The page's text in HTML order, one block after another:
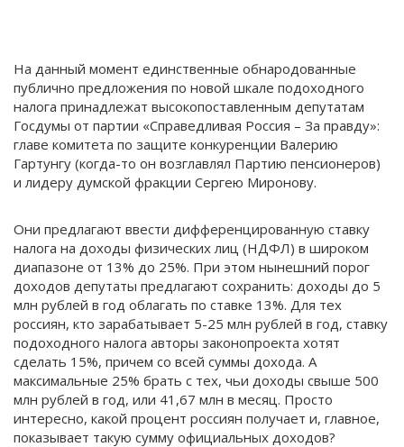
На данный момент единственные обнародованные
публично предложения по новой шкале подоходного
налога принадлежат высокопоставленным депутатам
Госдумы от партии «Справедливая Россия – За правду»:
главе комитета по защите конкуренции Валерию
Гартунгу (когда-то он возглавлял Партию пенсионеров)
и лидеру думской фракции Сергею Миронову.
Они предлагают ввести дифференцированную ставку
налога на доходы физических лиц (НДФЛ) в широком
диапазоне от 13% до 25%. При этом нынешний порог
доходов депутаты предлагают сохранить: доходы до 5
млн рублей в год облагать по ставке 13%. Для тех
россиян, кто зарабатывает 5-25 млн рублей в год, ставку
подоходного налога авторы законопроекта хотят
сделать 15%, причем со всей суммы дохода. А
максимальные 25% брать с тех, чьи доходы свыше 500
млн рублей в год, или 41,67 млн в месяц. Просто
интересно, какой процент россиян получает и, главное,
показывает такую сумму официальных доходов?